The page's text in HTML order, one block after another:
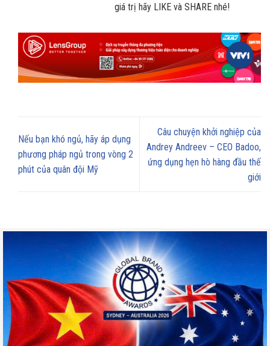
giá trị hãy LIKE và SHARE nhé!
Nếu bạn khó ngủ, hãy áp dụng
phương pháp ngủ trong vòng 2
phút của quân đội Mỹ
Câu chuyện khởi nghiệp của
Andrey Andreev – CEO Badoo,
ứng dụng hẹn hò hàng đầu thế
giới